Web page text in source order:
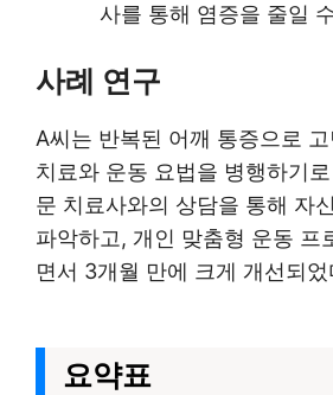
사를 통해 염증을 줄일
사례 연구
A씨는 반복된 어깨 통증으로
치료와 운동 요법을 병행하기
문 치료사와의 상담을 통해 자
파악하고, 개인 맞춤형 운동 프
면서 3개월 만에 크게 개선되
요약표